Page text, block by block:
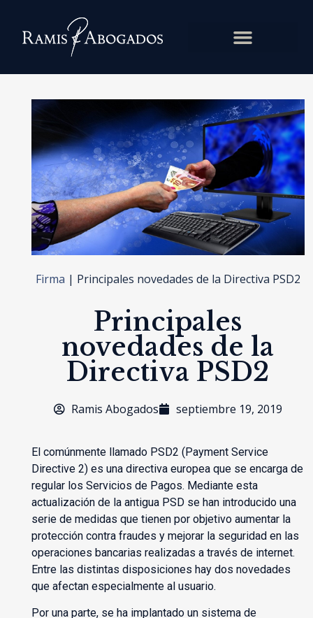
Firma | Principales novedades de la Directiva PSD2
Principales
novedades de la
Directiva PSD2
Ramis Abogados septiembre 19, 2019
El comúnmente llamado PSD2 (Payment Service
Directive 2) es una directiva europea que se encarga de
regular los Servicios de Pagos. Mediante esta
actualización de la antigua PSD se han introducido una
serie de medidas que tienen por objetivo aumentar la
protección contra fraudes y mejorar la seguridad en las
operaciones bancarias realizadas a través de internet.
Entre las distintas disposiciones hay dos novedades
que afectan especialmente al usuario.
Por una parte, se ha implantado un sistema de